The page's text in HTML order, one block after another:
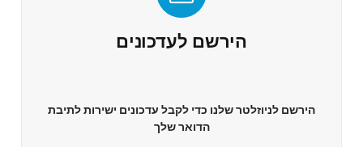
הירשם לעדכונים
הירשם לניוזלטר שלנו כדי לקבל עדכונים ישירות לתיבת
הדואר שלך